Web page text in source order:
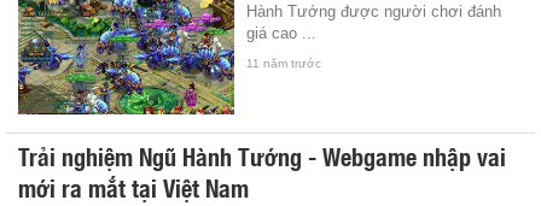
Hành Tướng được người chơi đánh
giá cao ...
11 năm trước
Trải nghiệm Ngũ Hành Tướng - Webgame nhập vai
mới ra mắt tại Việt Nam